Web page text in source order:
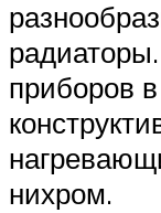
приборов
нихром.